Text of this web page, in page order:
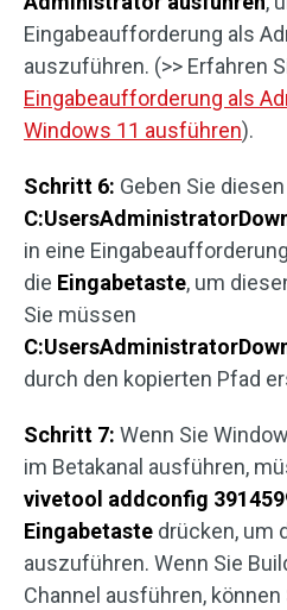
Eingabeaufforderung als
auszuführen. (>> Erfahren
Eingabeaufforderung als
Windows 11 ausführen).
Schritt 6: Geben Sie
in eine
die Eingabetaste, um
Sie müssen
durch den kopierten Pfad
Schritt 7: Wenn Sie
im Betakanal ausführen,
vivetool addconfig
Eingabetaste drücken, um
auszuführen. Wenn Sie
Channel ausführen,